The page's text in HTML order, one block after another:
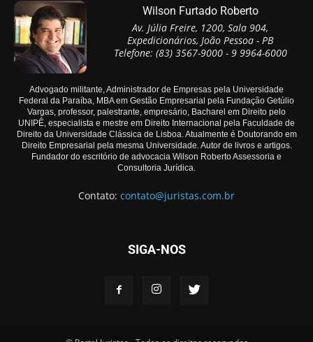
Wilson Furtado Roberto
Av. Júlia Freire, 1200, Sala 904,
Expedicionários, João Pessoa - PB
Telefone: (83) 3567-9000 - 9 9964-6000
Advogado militante, Administrador de Empresas pela Universidade
Federal da Paraíba, MBA em Gestão Empresarial pela Fundação Getúlio
Vargas, professor, palestrante, empresário, Bacharel em Direito pelo
UNIPÊ, especialista e mestre em Direito Internacional pela Faculdade de
Direito da Universidade Clássica de Lisboa. Atualmente é Doutorando em
Direito Empresarial pela mesma Universidade. Autor de livros e artigos.
Fundador do escritório de advocacia Wilson Roberto Assessoria e
Consultoria Jurídica.
Contato: contato@juristas.com.br
SIGA-NOS